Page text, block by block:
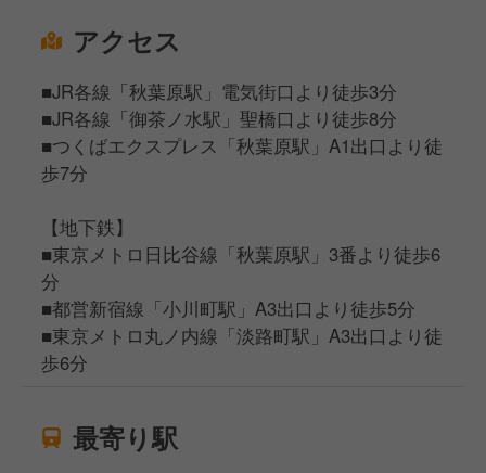
アクセス
■JR各線「秋葉原駅」電気街口より徒歩3分
■JR各線「御茶ノ水駅」聖橋口より徒歩8分
■つくばエクスプレス「秋葉原駅」A1出口より徒
歩7分
【地下鉄】
■東京メトロ日比谷線「秋葉原駅」3番より徒歩6
分
■都営新宿線「小川町駅」A3出口より徒歩5分
■東京メトロ丸ノ内線「淡路町駅」A3出口より徒
歩6分
最寄り駅